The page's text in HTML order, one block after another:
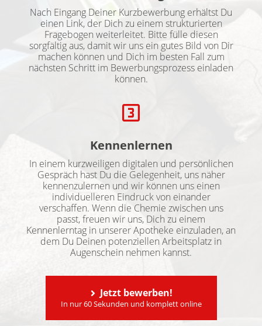
Nach Eingang Deiner Kurzbewerbung erhältst Du
einen Link, der Dich zu einem strukturierten
Fragebogen weiterleitet. Bitte fülle diesen
sorgfältig aus, damit wir uns ein gutes Bild von Dir
machen können und Dich im besten Fall zum
nächsten Schritt im Bewerbungsprozess einladen
können.
Kennenlernen
In einem kurzweiligen digitalen und persönlichen
Gespräch hast Du die Gelegenheit, uns näher
kennenzulernen und wir können uns einen
individuelleren Eindruck von einander
verschaffen. Wenn die Chemie zwischen uns
passt, freuen wir uns, Dich zu einem
Kennenlerntag in unserer Apotheke einzuladen, an
dem Du Deinen potenziellen Arbeitsplatz in
Augenschein nehmen kannst.
Jetzt bewerben!
In nur 60 Sekunden und komplett online